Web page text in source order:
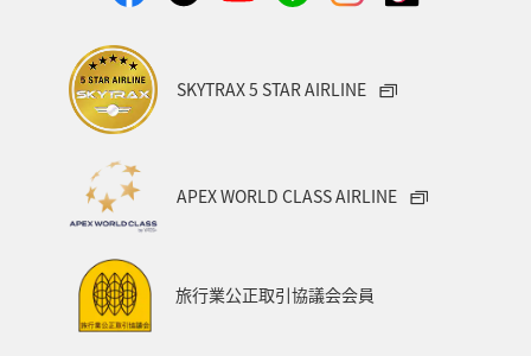
SKYTRAX 5 STAR AIRLINE
APEX WORLD CLASS AIRLINE
旅行業公正取引協議会会員